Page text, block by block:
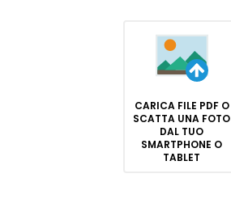
CARICA FILE PDF O
SCATTA UNA FOTO
DAL TUO
SMARTPHONE O
TABLET